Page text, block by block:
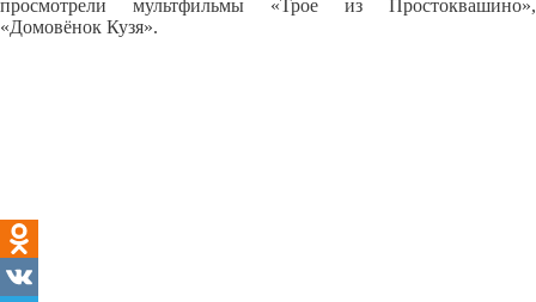
просмотрели мультфильмы «Трое из Простоквашино»,
«Домовёнок Кузя».
Odnoklassniki